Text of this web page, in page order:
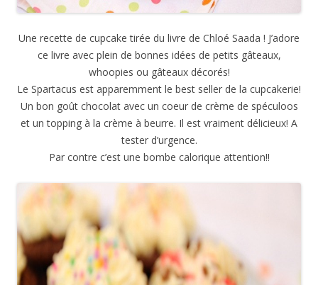
Une recette de cupcake tirée du livre de Chloé Saada ! J’adore
ce livre avec plein de bonnes idées de petits gâteaux,
whoopies ou gâteaux décorés!
Le Spartacus est apparemment le best seller de la cupcakerie!
Un bon goût chocolat avec un coeur de crème de spéculoos
et un topping à la crème à beurre. Il est vraiment délicieux! A
tester d’urgence.
Par contre c’est une bombe calorique attention!!